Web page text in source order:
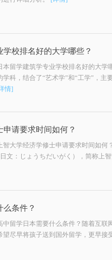
学校排名好的大学哪些？
本留学​建筑学专业学校排名好的大学
科，结合了“艺术学”和“工学”，主
情]
申请要求时间如何？
智大学经济学修士申请要求时间如何
文：じょうちだいがく），简称上
么条件？
中留学日本需要什么条件？随着互联
望尽早将孩子送到国外留学，更早接